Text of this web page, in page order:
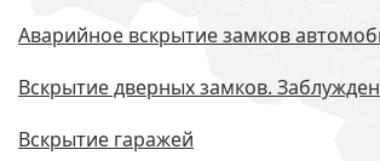
Аварийное вскрытие замков
Вскрытие дверных замков.
Вскрытие гаражей